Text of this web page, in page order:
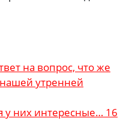
на вопрос, что же
нашей утренней
у них интересные… 16